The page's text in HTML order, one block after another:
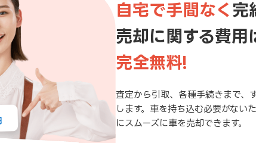
自宅で手間なく 完
売却に関する費用
完全無料!
査定から引取、各種手続きまで、
します。車を持ち込む必要がない
にスムーズに車を売却できます。